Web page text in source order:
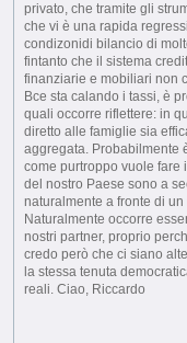
privato, che tramite gli
che vi è una rapida
condizonidi bilancio di
fintanto che il sistema
finanziarie e mobiliari non
Bce sta calando i tassi, è
quali occorre riflettere: in
diretto alle famiglie sia
aggregata. Probabilmente
come purtroppo vuole fare
del nostro Paese sono a
naturalmente a fronte di
Naturalmente occorre
nostri partner, proprio
credo però che ci siano
la stessa tenuta
reali. Ciao, Riccardo